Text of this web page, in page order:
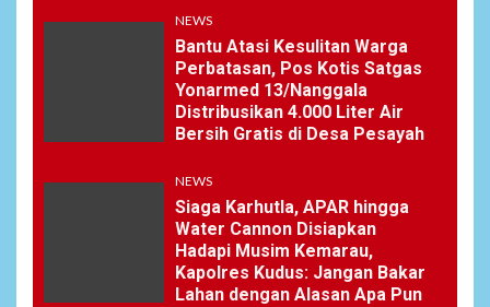
NEWS
Bantu Atasi Kesulitan Warga
Perbatasan, Pos Kotis Satgas
Yonarmed 13/Nanggala
Distribusikan 4.000 Liter Air
Bersih Gratis di Desa Pesayah
NEWS
Siaga Karhutla, APAR hingga
Water Cannon Disiapkan
Hadapi Musim Kemarau,
Kapolres Kudus: Jangan Bakar
Lahan dengan Alasan Apa Pun